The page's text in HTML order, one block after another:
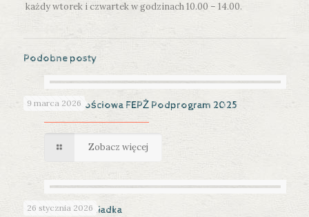
każdy wtorek i czwartek w godzinach 10.00 – 14.00.
Podobne posty
9 marca 2026
Pomoc żywnościowa FEPŻ Podprogram 2025
Zobacz więcej
26 stycznia 2026
Dzień Babci i Dziadka